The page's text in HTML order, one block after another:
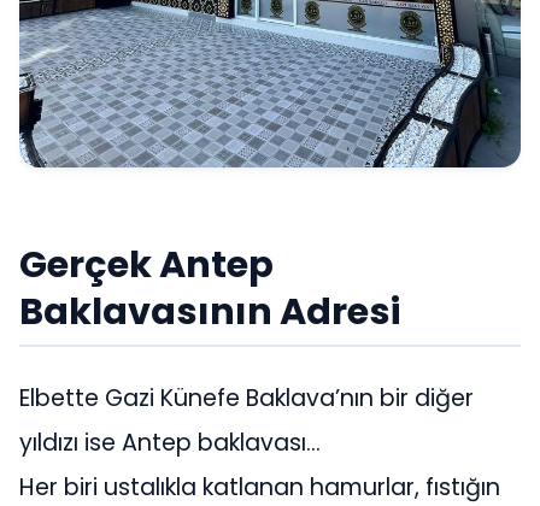
Gerçek Antep
Baklavasının Adresi
Elbette Gazi Künefe Baklava’nın bir diğer
yıldızı ise Antep baklavası…
Her biri ustalıkla katlanan hamurlar, fıstığın